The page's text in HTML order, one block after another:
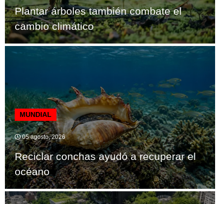
Plantar árboles también combate el
cambio climático
MUNDIAL
05 agosto, 2026
Reciclar conchas ayudó a recuperar el
océano